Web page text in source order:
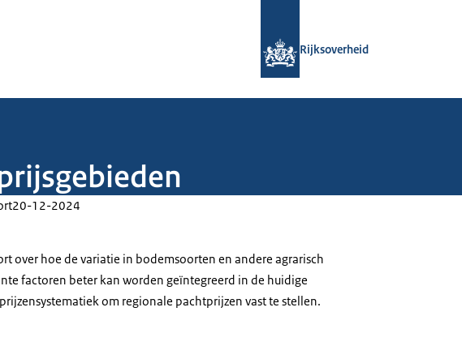
Rijksoverheid
20-12-2024
over hoe de variatie in bodemsoorten en andere agrarisch
factoren beter kan worden geïntegreerd in de huidige
om regionale pachtprijzen vast te stellen.